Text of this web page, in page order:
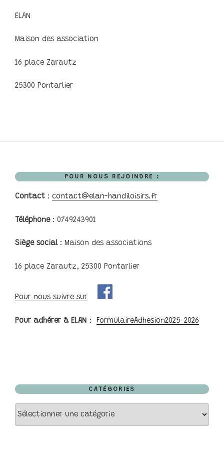
ELAN
Maison des association
16 place Zarautz
25300 Pontarlier
POUR NOUS REJOINDRE :
Contact : contact@elan-handiloisirs.fr
Téléphone: 0749243901
Siège social: Maison des associations
16 place Zarautz, 25300 Pontarlier
Pour nous suivre sur
Pour adhérer à ELAN : FormulaireAdhesion2025-2026
CATÉGORIES
Catégories